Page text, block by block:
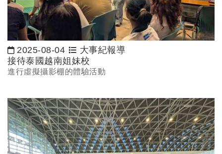
日期：
2025-08-04
大事紀報導
接待泰國越南姐妹校
進行虛擬攝影棚的體驗活動